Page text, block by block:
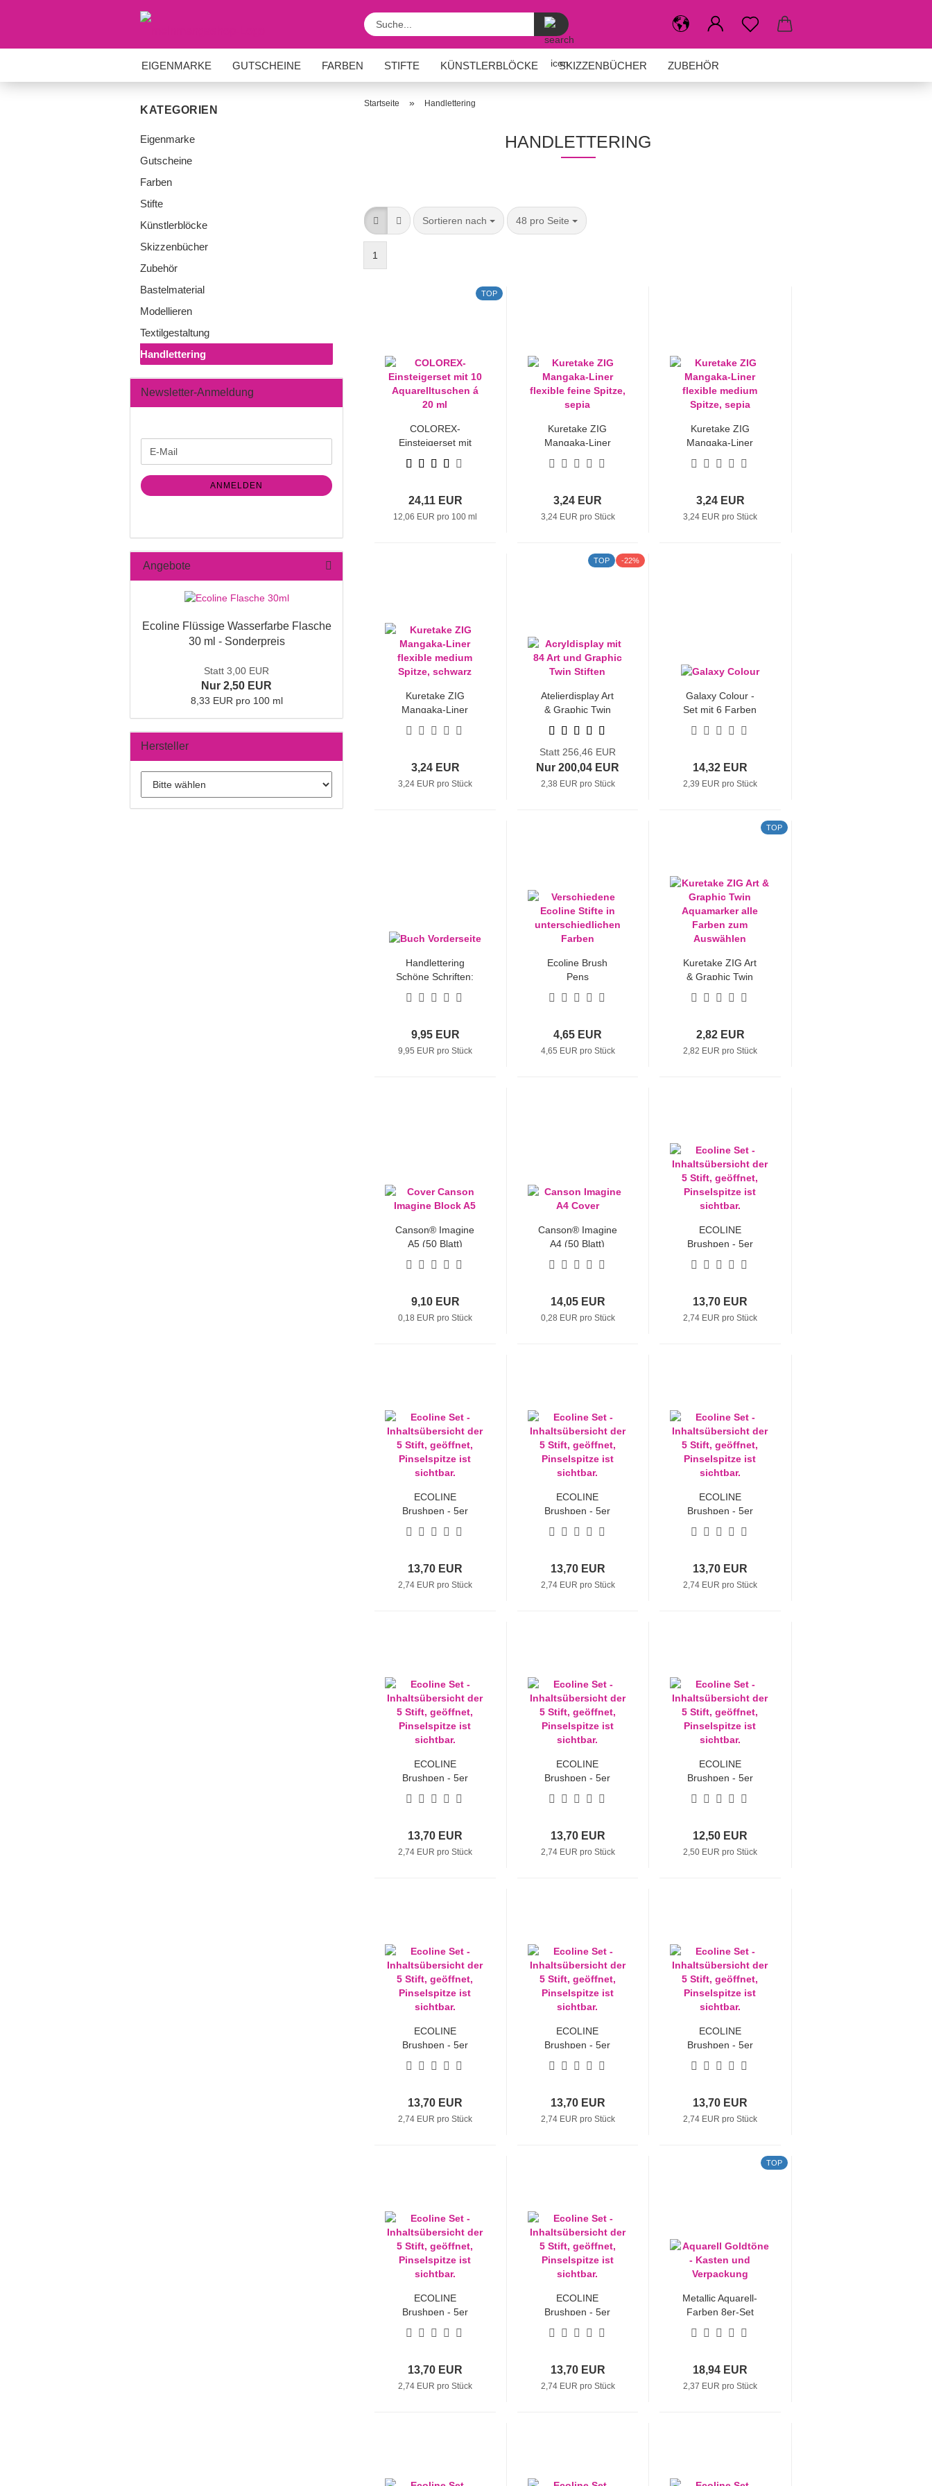
Suche...
EIGENMARKE GUTSCHEINE FARBEN STIFTE KÜNSTLERBLÖCKE SKIZZENBÜCHER ZUBEHÖR
TEXTILGESTALTUNG HANDLETTERING
Startseite » Handlettering
HANDLETTERING
Sortieren nach
Sortieren nach 48 pro Seite
pro Seite
1
TOP
COLOREX-
Einsteigerset mit
Aquarelltuschen á
24,11 EUR
12,06 EUR pro 100 ml
Kuretake ZIG
Mangaka-Liner
Spitze, sepia
3,24 EUR
3,24 EUR pro Stück
Kuretake ZIG
Mangaka-Liner
Spitze, sepia
3,24 EUR
3,24 EUR pro Stück
Kuretake ZIG
Mangaka-Liner
Spitze, schwarz
3,24 EUR
3,24 EUR pro Stück
TOP -22%
Atelierdisplay Art
& Graphic Twin
Statt 256,46 EUR
Nur 200,04 EUR
2,38 EUR pro Stück
Galaxy Colour -
Set mit 6 Farben
14,32 EUR
2,39 EUR pro Stück
Handlettering
Schöne Schriften:
(Buch)
9,95 EUR
9,95 EUR pro Stück
Ecoline Brush
Pens
4,65 EUR
4,65 EUR pro Stück
TOP
Kuretake ZIG Art
& Graphic Twin
Farben zum
2,82 EUR
2,82 EUR pro Stück
Canson® Imagine
A5 (50 Blatt)
9,10 EUR
0,18 EUR pro Stück
Canson® Imagine
A4 (50 Blatt)
14,05 EUR
0,28 EUR pro Stück
ECOLINE
Brushpen - 5er
13,70 EUR
2,74 EUR pro Stück
ECOLINE
Brushpen - 5er
13,70 EUR
2,74 EUR pro Stück
ECOLINE
Brushpen - 5er
13,70 EUR
2,74 EUR pro Stück
ECOLINE
Brushpen - 5er
13,70 EUR
2,74 EUR pro Stück
ECOLINE
Brushpen - 5er
13,70 EUR
2,74 EUR pro Stück
ECOLINE
Brushpen - 5er
13,70 EUR
2,74 EUR pro Stück
ECOLINE
Brushpen - 5er
12,50 EUR
2,50 EUR pro Stück
ECOLINE
Brushpen - 5er
Rosa"
13,70 EUR
2,74 EUR pro Stück
ECOLINE
Brushpen - 5er
13,70 EUR
2,74 EUR pro Stück
ECOLINE
Brushpen - 5er
13,70 EUR
2,74 EUR pro Stück
ECOLINE
Brushpen - 5er
13,70 EUR
2,74 EUR pro Stück
ECOLINE
Brushpen - 5er
13,70 EUR
2,74 EUR pro Stück
TOP
Metallic Aquarell-
Farben 8er-Set
18,94 EUR
2,37 EUR pro Stück
KATEGORIEN
Eigenmarke
Gutscheine
Farben
Stifte
Künstlerblöcke
Skizzenbücher
Zubehör
Bastelmaterial
Modellieren
Textilgestaltung
Handlettering
Newsletter-Anmeldung
ZUR
ANMELDUNG
E-
Mail
ANMELDEN
Angebote
Ecoline Flüssige Wasserfarbe Flasche
30 ml - Sonderpreis
Statt 3,00 EUR
Nur 2,50 EUR
8,33 EUR pro 100 ml
Hersteller